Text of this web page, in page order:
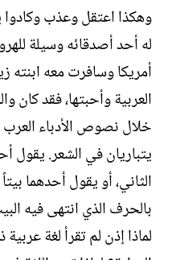
وهكذا اعتقل وعذب وكادوا
له أحد أصدقائه وسيلة
أمريكا وسافرت معه ابنته
العربية وأحبتها، فقد كان
خلال نصوص الأدباء العرب
يتباريان في الشعر. يقول
الثاني، أو يقول أحدهما
بالحرف الذي انتهى فيه
لماذا إذن لم تقرأ لغة